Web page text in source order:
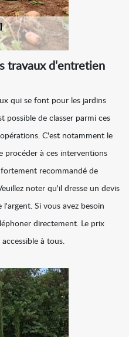
travaux d'entretien
qui se font pour les jardins
possible de classer parmi ces
C'est notamment le
procéder à ces interventions
recommandé de
noter qu'il dresse un devis
Si vous avez besoin
directement. Le prix
à tous.